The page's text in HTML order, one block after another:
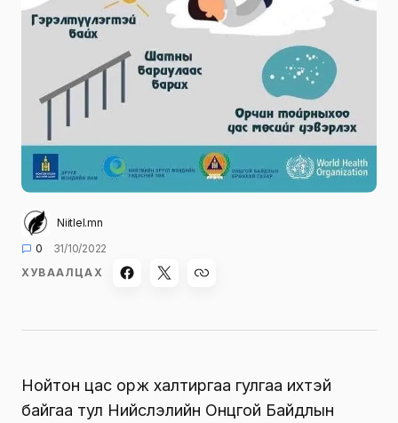
Niitlel.mn
0
31/10/2022
ХУВААЛЦАХ
Нойтон цас орж халтиргаа гулгаа ихтэй
байгаа тул Нийслэлийн Онцгой Байдлын